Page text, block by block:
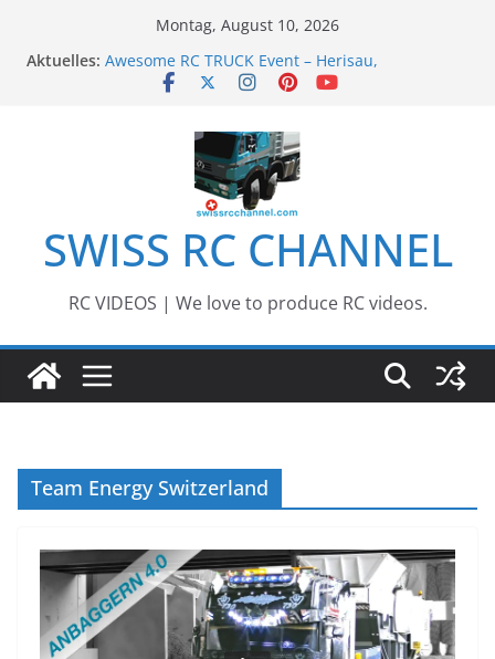
Montag, August 10, 2026
Aktuelles: Awesome RC TRUCK Event – Herisau,
Switzerland – 2020
13th #AARESCALER RC ADVENTURE TOUR 2018
BEST OF RC Event „Anbaggern 4.0“ – 2019
Awesome RC Timber Truck
SWISS RC CHANNEL
RC VIDEOS | We love to produce RC videos.
Team Energy Switzerland